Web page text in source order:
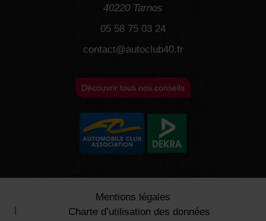
40220 Tarnos
05 58 75 03 24
contact@autoclub40.fr
Découvrir tous nos conseils
Mentions légales
Charte d’utilisation des données